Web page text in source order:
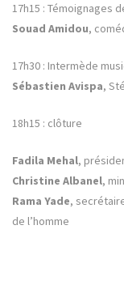
17h15 : Témoignages
Souad Amidou,
17h30 : Intermède
Sébastien Avispa,
18h15 : clôture
Fadila Mehal,
Christine Albanel,
Rama Yade,
de l’homme